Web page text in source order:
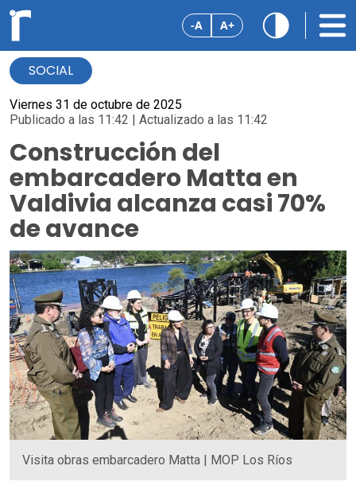
-A A+
SOCIAL
Viernes 31 de octubre de 2025
Publicado a las 11:42 | Actualizado a las 11:42
Construcción del
embarcadero Matta en
Valdivia alcanza casi 70%
de avance
Visita obras embarcadero Matta | MOP Los Ríos